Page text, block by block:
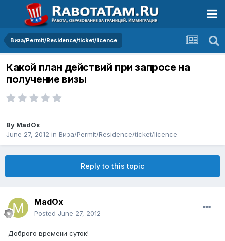
Виза/Permit/Residence/ticket/licence
Какой план действий при запросе на
получение визы
By MadOx
June 27, 2012 in Виза/Permit/Residence/ticket/licence
Reply to this topic
MadOx
Posted June 27, 2012
Доброго времени суток!